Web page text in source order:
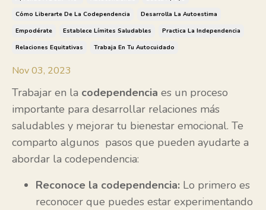
Cómo Liberarte De La Codependencia
Desarrolla La Autoestima
Empodérate
Establece Límites Saludables
Practica La Independencia
Relaciones Equitativas
Trabaja En Tu Autocuidado
Nov 03, 2023
Trabajar en la codependencia es un proceso
importante para desarrollar relaciones más
saludables y mejorar tu bienestar emocional. Te
comparto algunos pasos que pueden ayudarte a
abordar la codependencia:
Reconoce la codependencia: Lo primero es
reconocer que puedes estar experimentando